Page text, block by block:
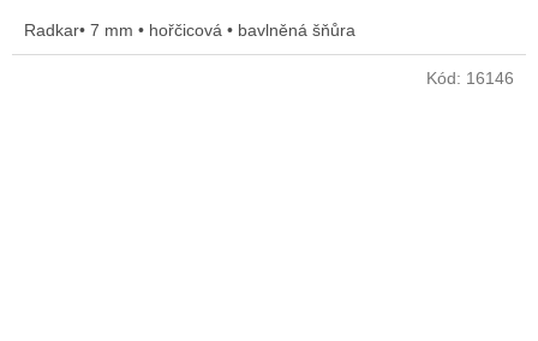
Radkar• 7 mm • hořčicová • bavlněná šňůra
Kód: 16146